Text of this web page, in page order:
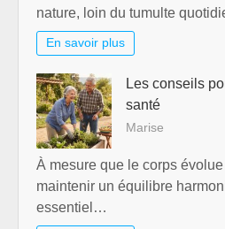
nature, loin du tumulte
En savoir plus
Les conseils
santé
Marise
À mesure que le corps
maintenir un équilibre
essentiel…